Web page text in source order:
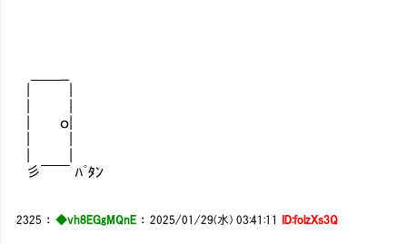
| ｏ|
彡￣￣ ﾊﾟﾀﾝ
2325 ：◆vh8EGgMQnE ：2025/01/29(水) 03:41:11 ID:folzXs3Q